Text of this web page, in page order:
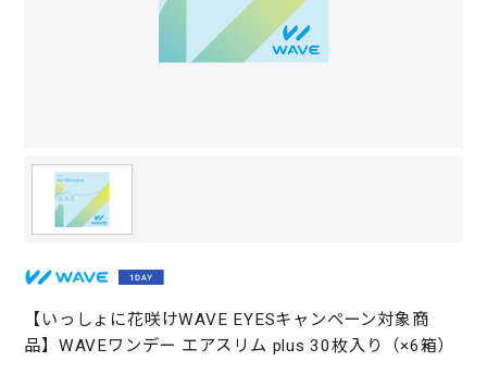
【いっしょに花咲けWAVE EYESキャンペーン対象商
品】WAVEワンデー エアスリム plus 30枚入り（×6箱）